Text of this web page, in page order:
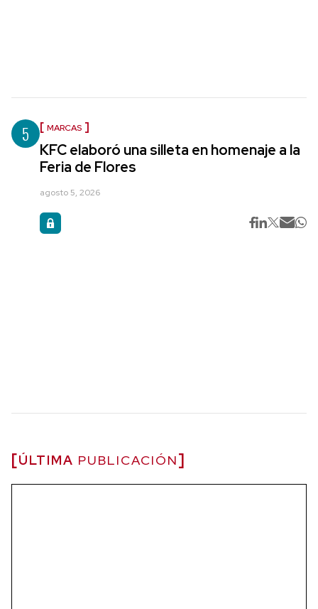
5 MARCAS
KFC elaboró una silleta en homenaje a la
Feria de Flores
agosto 5, 2026
ÚLTIMA PUBLICACIÓN